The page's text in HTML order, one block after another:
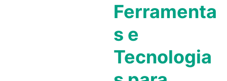
Ferramenta
s e
Tecnologia